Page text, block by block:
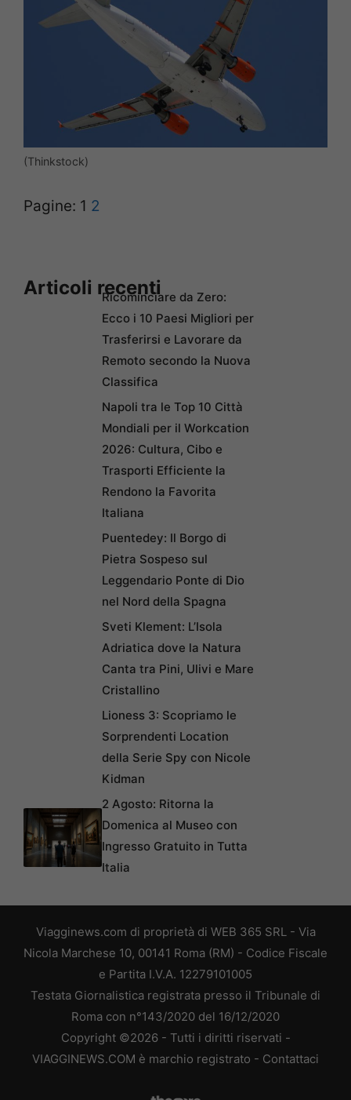
(Thinkstock)
Pagine: 1 2
Articoli recentiRicominciare da Zero:
Ecco i 10 Paesi Migliori per
Trasferirsi e Lavorare da
Remoto secondo la Nuova
Classifica
Napoli tra le Top 10 Città
Mondiali per il Workcation
2026: Cultura, Cibo e
Trasporti Efficiente la
Rendono la Favorita
Italiana
Puentedey: Il Borgo di
Pietra Sospeso sul
Leggendario Ponte di Dio
nel Nord della Spagna
Sveti Klement: L’Isola
Adriatica dove la Natura
Canta tra Pini, Ulivi e Mare
Cristallino
Lioness 3: Scopriamo le
Sorprendenti Location
della Serie Spy con Nicole
Kidman
2 Agosto: Ritorna la
Domenica al Museo con
Ingresso Gratuito in Tutta
Italia
Viagginews.com di proprietà di WEB 365 SRL - Via
Nicola Marchese 10, 00141 Roma (RM) - Codice Fiscale
e Partita I.V.A. 12279101005
Testata Giornalistica registrata presso il Tribunale di
Roma con n°143/2020 del 16/12/2020
Copyright ©2026 - Tutti i diritti riservati -
VIAGGINEWS.COM è marchio registrato - Contattaci